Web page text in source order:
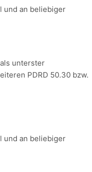
und an beliebiger
unterster
PDRD 50.30 bzw.
und an beliebiger